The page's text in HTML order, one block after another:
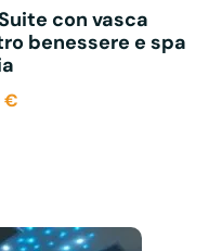
con vasca
benessere e spa
€